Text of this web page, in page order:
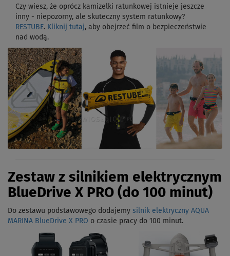
Czy wiesz, że oprócz kamizelki ratunkowej istnieje jeszcze
inny - niepozorny, ale skuteczny system ratunkowy?
RESTUBE. Kliknij tutaj, aby obejrzeć film o bezpieczeństwie
nad wodą.
Zestaw z silnikiem elektrycznym
BlueDrive X PRO (do 100 minut)
Do zestawu podstawowego dodajemy silnik elektryczny AQUA
MARINA BlueDrive X PRO o czasie pracy do 100 minut.